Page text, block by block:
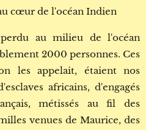
cœur de l'océan Indien
au milieu de l'océan
2000 personnes. Ces
les appelait, étaient nos
africains, d'engagés
métissés au fil des
venues de Maurice, des